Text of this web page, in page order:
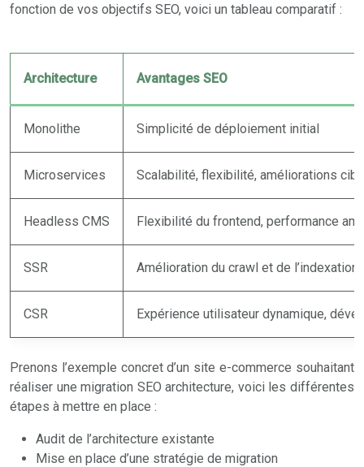
fonction de vos objectifs SEO, voici un tableau comparatif :
Architecture Avantages SEO
Monolithe Simplicité de déploiement initial
Microservices Scalabilité, flexibilité, améliorations
Headless CMS Flexibilité du frontend, performance
SSR Amélioration du crawl et de
CSR Expérience utilisateur dynamique,
Prenons l’exemple concret d’un site e-commerce souhaitant
réaliser une migration SEO architecture, voici les différentes
étapes à mettre en place :
Audit de l’architecture existante
Mise en place d’une stratégie de migration